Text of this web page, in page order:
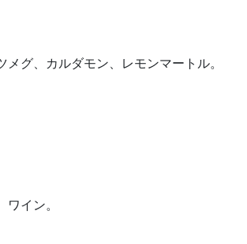
グ、カルダモン、レモンマートル。
イン。